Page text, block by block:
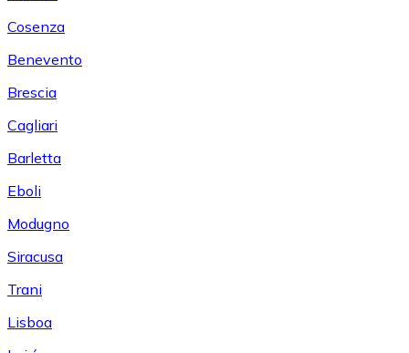
Cosenza
Benevento
Brescia
Cagliari
Barletta
Eboli
Modugno
Siracusa
Trani
Lisboa